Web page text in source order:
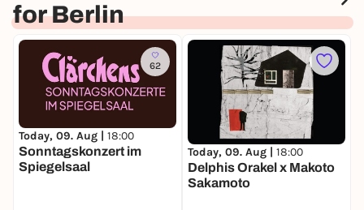
for Berlin
62
Today, 09. Aug | 18:00
Sonntagskonzert im
Spiegelsaal
Today, 09. Aug | 18:00
Delphis Orakel x Makoto
Sakamoto